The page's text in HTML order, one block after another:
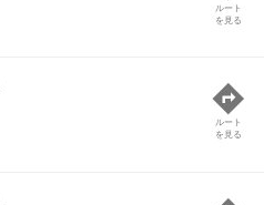
ルート
を見る
ルート
を見る